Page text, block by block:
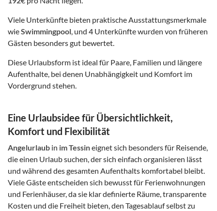
Viele Unterkünfte bieten praktische Ausstattungsmerkmale
wieSwimmingpool, und 4 Unterkünfte wurden von früheren
Gästen besonders gut bewertet.
Diese Urlaubsform ist ideal für Paare, Familien und längere
Aufenthalte, bei denen Unabhängigkeit und Komfort im
Vordergrund stehen.
Eine Urlaubsidee für Übersichtlichkeit,
Komfort und Flexibilität
Angelurlaub in im Tessineignet sich besonders für Reisende,
die einen Urlaub suchen, der sich einfach organisieren lässt
und während des gesamten Aufenthalts komfortabel bleibt.
Viele Gäste entscheiden sich bewusst für Ferienwohnungen
und Ferienhäuser, da sie klar definierte Räume, transparente
Kosten und die Freiheit bieten, den Tagesablauf selbst zu